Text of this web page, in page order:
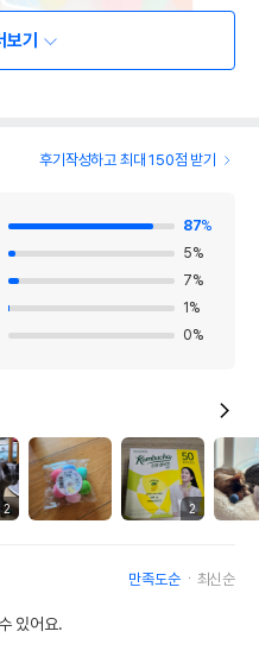
기
후기작성하고 최대 150점 받기
87%
5%
7%
1 %
0%
2 2
만족도순 최신순
있어요.